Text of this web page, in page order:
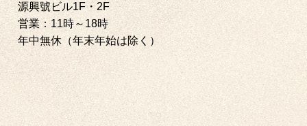
源興號ビル1F・2F
営業：11時～18時
年中無休（年末年始は除く）